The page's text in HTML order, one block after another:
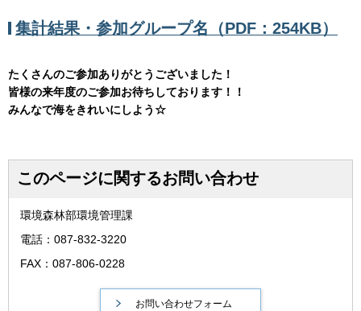
集計結果・参加グループ名（PDF：254KB）
たくさんのご参加ありがとうございました！
皆様の来年度のご参加お待ちしております！！
みんなで海をきれいにしよう☆
このページに関するお問い合わせ
環境森林部環境管理課
電話：087-832-3220
FAX：087-806-0228